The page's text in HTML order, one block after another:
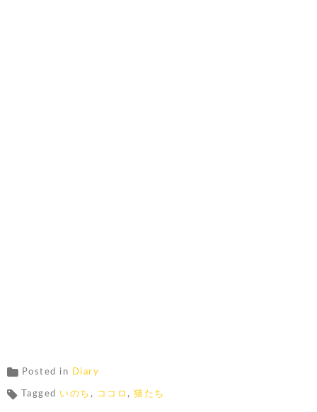
Posted in Diary
Tagged いのち , ココロ , 猫たち